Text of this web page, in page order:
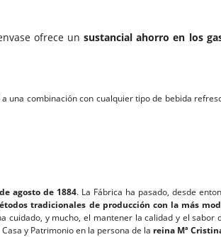
ofrece unsustancial ahorro en los
una combinación con cualquier tipo de bebida
agosto de 1884. La Fábrica ha pasado, desde
tradicionales de producción con la más
y mucho, el mantener la calidad y el sabor
y Patrimonio en la persona de la reina Mª